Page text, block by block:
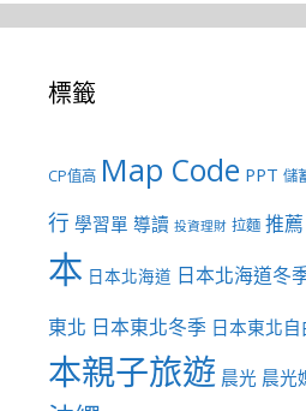
標籤
CP值高 Map Code PPT 儲
行 學習單 導讀 投資理財 拉麵 推薦
本 日本北海道 日本北海道冬
東北 日本東北冬季 日本東北自
本親子旅遊 晨光 晨光